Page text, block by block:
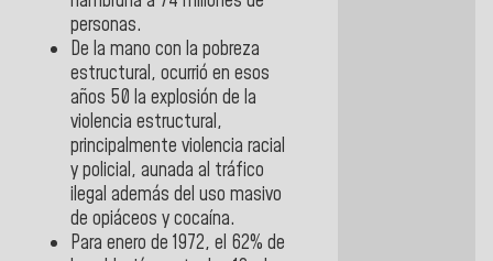
personas.
De la mano con la pobreza
estructural, ocurrió en esos
años 50 la explosión de la
violencia estructural,
principalmente violencia racial
y policial, aunada al tráfico
ilegal además del uso masivo
de opiáceos y cocaína.
Para enero de 1972, el 62% de